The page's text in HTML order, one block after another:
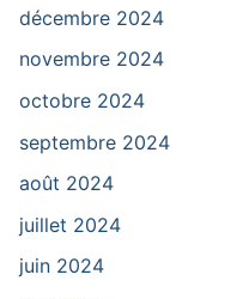
décembre 2024
novembre 2024
octobre 2024
septembre 2024
août 2024
juillet 2024
juin 2024